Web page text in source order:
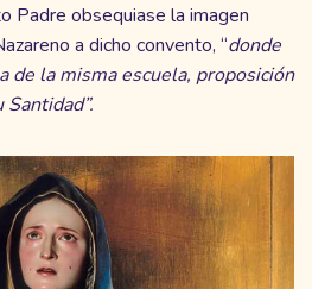
Padre obsequiase la imagen
a dicho convento, “donde
de la misma escuela, proposición